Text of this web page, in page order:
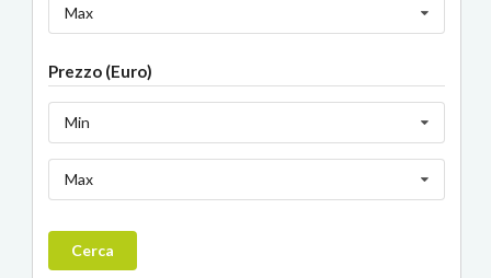
Max
Prezzo (Euro)
Min
Max
Cerca